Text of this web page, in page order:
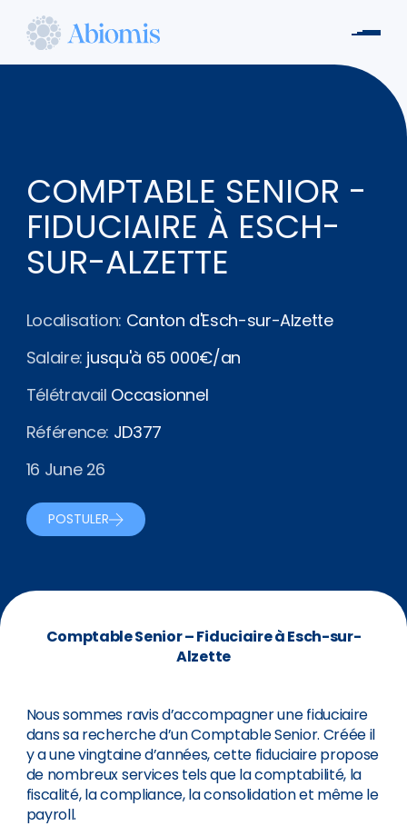
contenu
Abiomis
COMPTABLE SENIOR -
FIDUCIAIRE À ESCH-
SUR-ALZETTE
Localisation: Canton d'Esch-sur-Alzette
Salaire: jusqu'à 65 000€/an
Télétravail Occasionnel
Référence: JD377
16 June 26
POSTULER
Comptable Senior – Fiduciaire à Esch-sur-
Alzette
Nous sommes ravis d’accompagner une fiduciaire
dans sa recherche d’un Comptable Senior. Créée il
y a une vingtaine d’années, cette fiduciaire propose
de nombreux services tels que la comptabilité, la
fiscalité, la compliance, la consolidation et même le
payroll.